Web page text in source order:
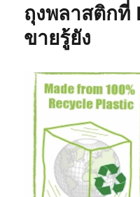
บรรจุ
ภัณฑ์
ที่
ช่วย
ป้องกัน
เชื้อ
ทุก
ชนิด
(ไวรัส
แบคทีเรีย
เชื้อ
ถุงพลาสติกที่
ขายรู้ยัง